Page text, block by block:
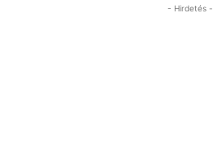
- Hirdetés -